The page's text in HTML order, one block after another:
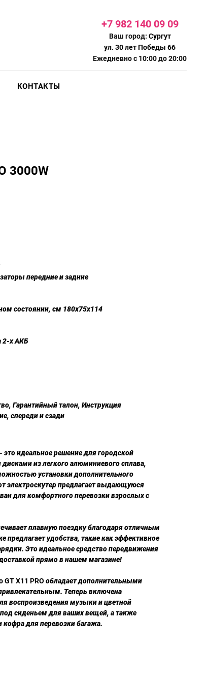
+7 982 140 09 09
Ваш город: Сургут
ул. 30 лет Победы 66
Ежедневно с 10:00 до 20:00
КОНТАКТЫ
3000W
передние и задние
состоянии, см 180x75x114
2-х АКБ
Гарантийный талон, Инструкция
спереди и сзади
- это идеальное решение для городской
из легкого алюминиевого сплава,
установки дополнительного
электроскутер предлагает выдающуюся
для комфортного перевозки взрослых с
плавную поездку благодаря отличным
удобства, такие как эффективное
Это идеальное средство передвижения
прямо в нашем магазине!
GT X11 PRO обладает дополнительными
Теперь включена
воспроизведения музыки и цветной
сиденьем для ваших вещей, а также
кофра для перевозки багажа.